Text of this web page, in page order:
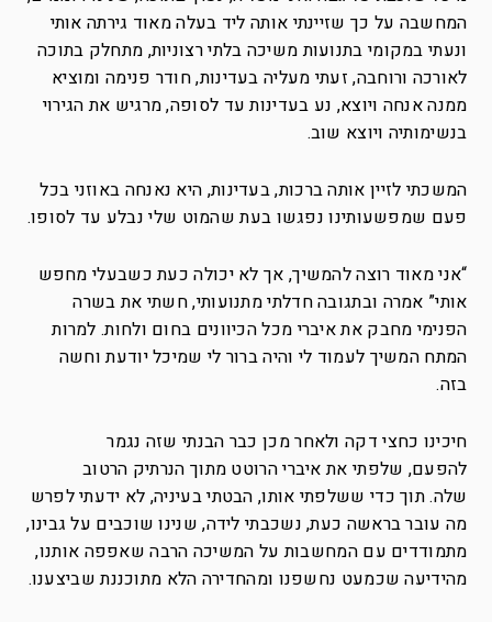
המחשבה על כך שזיינתי אותה ליד בעלה מאוד גירתה אותי
ונעתי במקומי בתנועות משיכה בלתי רצוניות, מתחלק בתוכה
לאורכה ורוחבה, זעתי מעליה בעדינות, חודר פנימה ומוציא
ממנה אנחה ויוצא, נע בעדינות עד לסופה, מרגיש את הגירוי
בנשימותיה ויוצא שוב.
המשכתי לזיין אותה ברכות, בעדינות, היא נאנחה באוזני בכל
פעם שמפשעותינו נפגשו בעת שהמוט שלי נבלע עד לסופו.
“אני מאוד רוצה להמשיך, אך לא יכולה כעת כשבעלי מחפש
אותי” אמרה ובתגובה חדלתי מתנועותי, חשתי את בשרה
הפנימי מחבק את איברי מכל הכיוונים בחום ולחות. למרות
המתח המשיך לעמוד לי והיה ברור לי שמיכל יודעת וחשה
בזה.
חיכינו כחצי דקה ולאחר מכן כבר הבנתי שזה נגמר
להפעם, שלפתי את איברי הרוטט מתוך הנרתיק הרטוב
שלה. תוך כדי ששלפתי אותו, הבטתי בעיניה, לא ידעתי לפרש
מה עובר בראשה כעת, נשכבתי לידה, שנינו שוכבים על גבינו,
מתמודדים עם המחשבות על המשיכה הרבה שאפפה אותנו,
מהידיעה שכמעט נחשפנו ומהחדירה הלא מתוכננת שביצענו.